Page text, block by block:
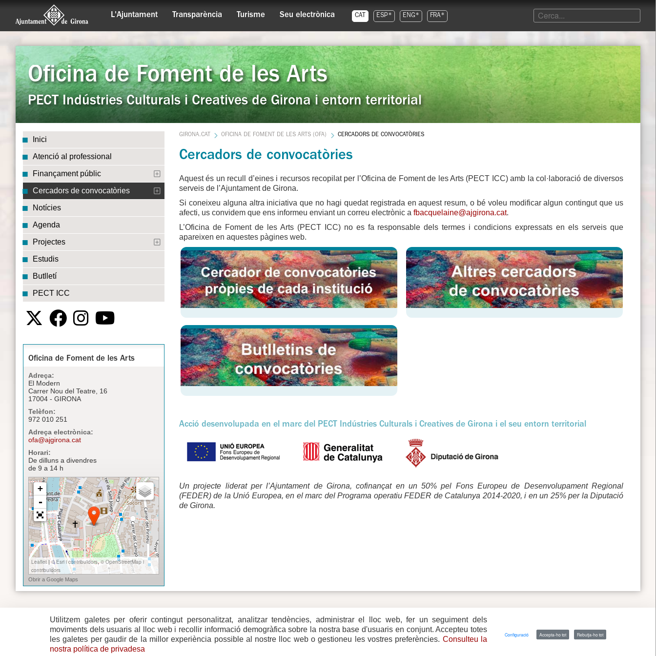
L'Ajuntament Transparència Turisme Seu electrònica CAT ESP* ENG* FRA*
Oficina de Foment de les Arts
PECT Indústries Culturals i Creatives de Girona i entorn territorial
Inici
Atenció al professional
Finançament públic
Cercadors de convocatòries
Notícies
Agenda
Projectes
Estudis
Butlletí
PECT ICC
Oficina de Foment de les Arts
Adreça:
El Modern
Carrer Nou del Teatre, 16
17004 - GIRONA
Telèfon:
972 010 251
Adreça electrònica:
ofa@ajgirona.cat
Horari:
De dilluns a divendres
de 9 a 14 h
GIRONA.CAT OFICINA DE FOMENT DE LES ARTS (OFA) CERCADORS DE CONVOCATÒRIES
Cercadors de convocatòries
Aquest és un recull d’eines i recursos recopilat per l’Oficina de Foment de les Arts (PECT ICC) amb la col·laboració de diversos
serveis de l’Ajuntament de Girona.
Si coneixeu alguna altra iniciativa que no hagi quedat registrada en aquest resum, o bé voleu modificar algun contingut que us
afecti, us convidem que ens informeu enviant un correu electrònic a fbacquelaine@ajgirona.cat.
L’Oficina de Foment de les Arts (PECT ICC) no es fa responsable dels termes i condicions expressats en els serveis que
apareixen en aquestes pàgines web.
Acció desenvolupada en el marc del PECT Indústries Culturals i Creatives de Girona i el seu entorn territorial
Un projecte liderat per l’Ajuntament de Girona, cofinançat en un 50% pel Fons Europeu de Desenvolupament Regional
(FEDER) de la Unió Europea, en el marc del Programa operatiu FEDER de Catalunya 2014-2020, i en un 25% per la Diputació
de Girona.
Plaça del Vi, 1
17004 GIRONA
Tel. 972 419 010
Contacte
Mapa del web
Mapa de xarxes
Avís legal
Utilitzem galetes per oferir contingut personalitzat, analitzar tendències, administrar el lloc web, fer un seguiment dels
moviments dels usuaris al lloc web i recollir informació demogràfica sobre la nostra base d'usuaris en conjunt. Accepteu totes
les galetes per gaudir de la millor experiència possible al nostre lloc web o gestioneu les vostres preferències. Consulteu la
nostra política de privadesa
Configuració Accepta-ho tot Rebutja-ho tot